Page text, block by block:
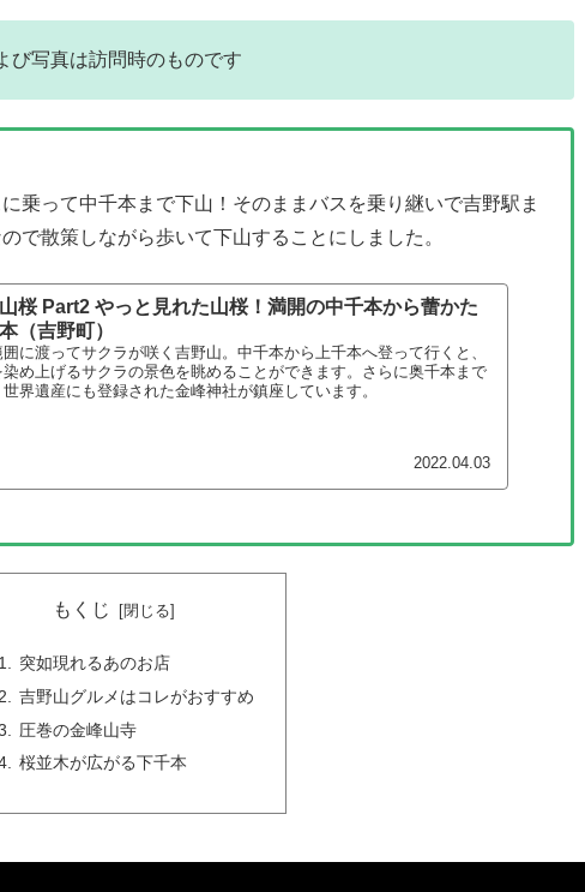
写真は訪問時のものです
乗って中千本まで下山！そのままバスを乗り継いで吉野駅ま
で散策しながら歩いて下山することにしました。
桜 Part2 やっと見れた山桜！満開の中千本から蕾かた
（吉野町）
に渡ってサクラが咲く吉野山。中千本から上千本へ登って行くと、
染め上げるサクラの景色を眺めることができます。さらに奥千本まで
界遺産にも登録された金峰神社が鎮座しています。
2022.04.03
もくじ
突如現れるあのお店
吉野山グルメはコレがおすすめ
圧巻の金峰山寺
桜並木が広がる下千本